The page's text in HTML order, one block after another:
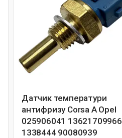
Датчик температури
антифризу Corsa A Opel
025906041 13621709966
1338444 90080939